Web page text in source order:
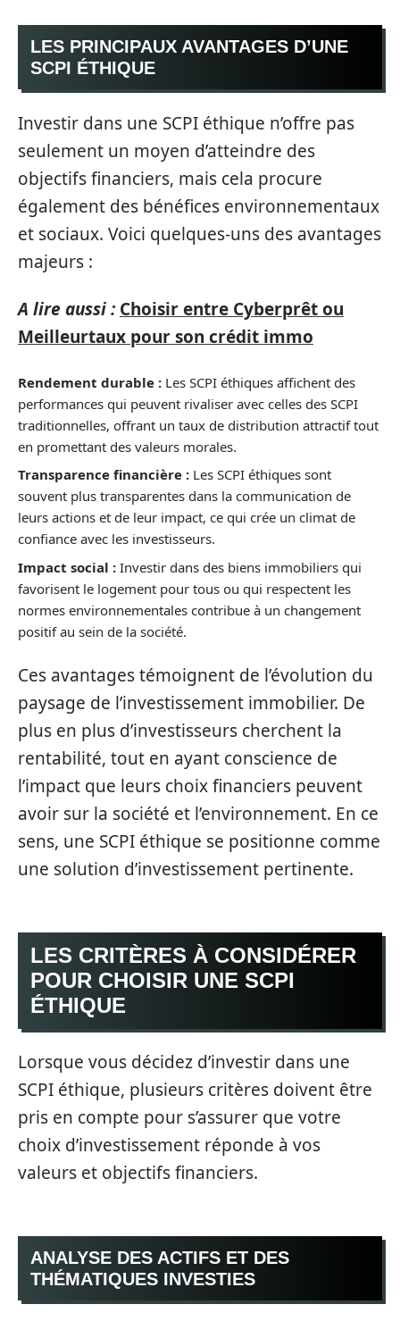
LES PRINCIPAUX AVANTAGES D’UNE
SCPI ÉTHIQUE
Investir dans une SCPI éthique n’offre pas
seulement un moyen d’atteindre des
objectifs financiers, mais cela procure
également des bénéfices environnementaux
et sociaux. Voici quelques-uns des avantages
majeurs :
A lire aussi : Choisir entre Cyberprêt ou
Meilleurtaux pour son crédit immo
Rendement durable : Les SCPI éthiques affichent des
performances qui peuvent rivaliser avec celles des SCPI
traditionnelles, offrant un taux de distribution attractif tout
en promettant des valeurs morales.
Transparence financière : Les SCPI éthiques sont
souvent plus transparentes dans la communication de
leurs actions et de leur impact, ce qui crée un climat de
confiance avec les investisseurs.
Impact social : Investir dans des biens immobiliers qui
favorisent le logement pour tous ou qui respectent les
normes environnementales contribue à un changement
positif au sein de la société.
Ces avantages témoignent de l’évolution du
paysage de l’investissement immobilier. De
plus en plus d’investisseurs cherchent la
rentabilité, tout en ayant conscience de
l’impact que leurs choix financiers peuvent
avoir sur la société et l’environnement. En ce
sens, une SCPI éthique se positionne comme
une solution d’investissement pertinente.
LES CRITÈRES À CONSIDÉRER
POUR CHOISIR UNE SCPI
ÉTHIQUE
Lorsque vous décidez d’investir dans une
SCPI éthique, plusieurs critères doivent être
pris en compte pour s’assurer que votre
choix d’investissement réponde à vos
valeurs et objectifs financiers.
ANALYSE DES ACTIFS ET DES
THÉMATIQUES INVESTIES